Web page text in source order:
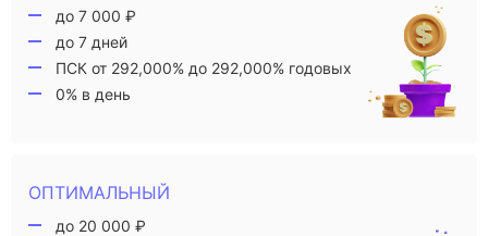
до 7 000 ₽
до 7 дней
ПСК от 292,000% до 292,000% годовых
0% в день
ОПТИМАЛЬНЫЙ
до 20 000 ₽